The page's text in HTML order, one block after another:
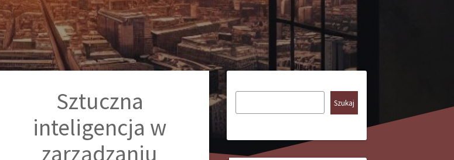
Sztuczna
inteligencja w
zarządzaniu
Szukaj